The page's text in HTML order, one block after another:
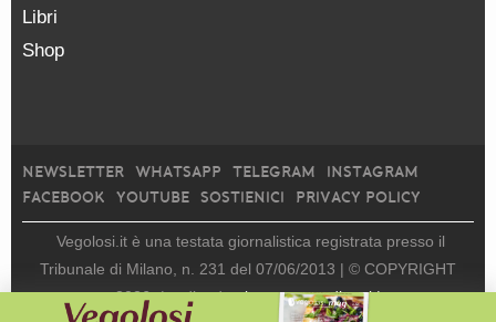
Libri
Shop
NEWSLETTER WHATSAPP TELEGRAM
INSTAGRAM
FACEBOOK
YOUTUBE SOSTIENICI PRIVACY POLICY
Vegolosi.it è una testata giornalistica registrata presso il
Tribunale di Milano, n. 231 del 07/06/2013 | © COPYRIGHT
2026 | edito da viceversa media srl |